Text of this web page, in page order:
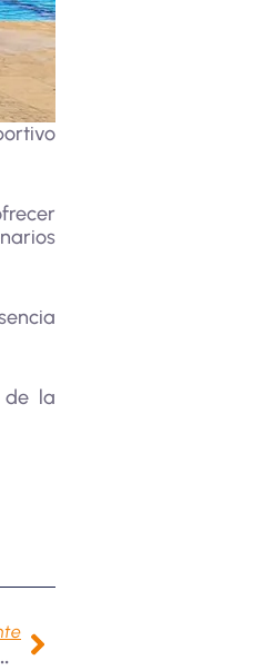
de la
Bonaventuriano!